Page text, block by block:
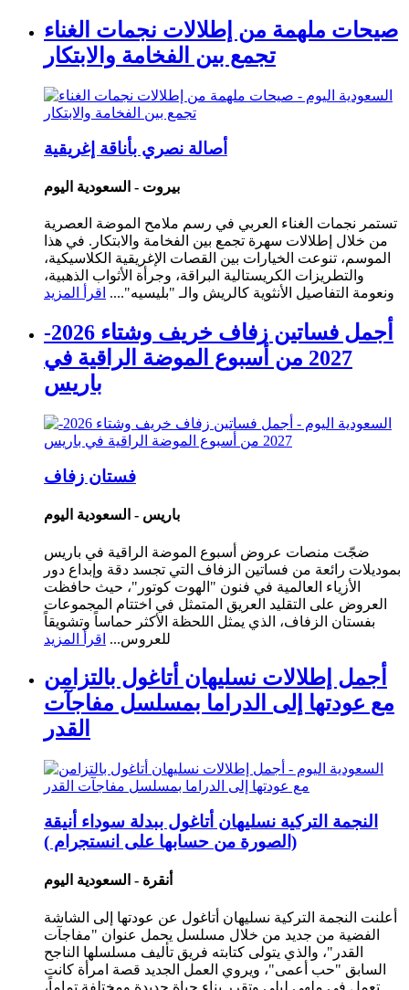
صيحات ملهمة من إطلالات نجمات الغناء
تجمع بين الفخامة والابتكار
أصالة نصري بأناقة إغريقية
بيروت - السعودية اليوم
تستمر نجمات الغناء العربي في رسم ملامح الموضة العصرية
من خلال إطلالات سهرة تجمع بين الفخامة والابتكار. في هذا
الموسم، تنوعت الخيارات بين القصات الإغريقية الكلاسيكية،
والتطريزات الكريستالية البراقة، وجرأة الأثواب الذهبية،
ونعومة التفاصيل الأنثوية كالريش والـ "بليسيه".... اقرأ المزيد
أجمل فساتين زفاف خريف وشتاء 2026-
2027 من أسبوع الموضة الراقية في
باريس
فستان زفاف
باريس - السعودية اليوم
ضجّت منصات عروض أسبوع الموضة الراقية في باريس
بموديلات رائعة من فساتين الزفاف التي تجسد دقة وإبداع دور
الأزياء العالمية في فنون "الهوت كوتور"، حيث حافظت
العروض على التقليد العريق المتمثل في اختتام المجموعات
بفستان الزفاف، الذي يمثل اللحظة الأكثر حماساً وتشويقاً
للعروس... اقرأ المزيد
أجمل إطلالات نسليهان أتاغول بالتزامن
مع عودتها إلى الدراما بمسلسل مفاجآت
القدر
النجمة التركية نسليهان أتاغول ببدلة سوداء أنيقة
(الصورة من حسابها على انستجرام )
أنقرة - السعودية اليوم
أعلنت النجمة التركية نسليهان أتاغول عن عودتها إلى الشاشة
الفضية من جديد من خلال مسلسل يحمل عنوان "مفاجآت
القدر"، والذي يتولى كتابته فريق تأليف مسلسلها الناجح
السابق "حب أعمى"، ويروي العمل الجديد قصة امرأة كانت
تعمل في ملهى ليلي وتقرر بناء حياة جديدة ومختلفة تماماً،